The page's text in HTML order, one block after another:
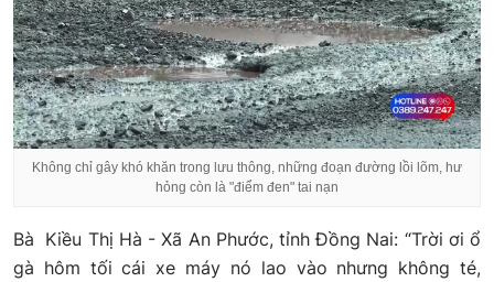
Không chỉ gây khó khăn trong lưu thông, những đoạn đường lồi lõm, hư
hỏng còn là "điểm đen" tai nạn
Bà Kiều Thị Hà - Xã An Phước, tỉnh Đồng Nai: “Trời ơi ổ
gà hôm tối cái xe máy nó lao vào nhưng không té,